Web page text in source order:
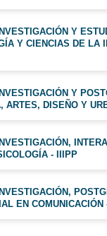
Y
Y CIENCIAS DE LA
Y
ARTES, DISEÑO Y
- IIIPP
EN COMUNICACIÓN